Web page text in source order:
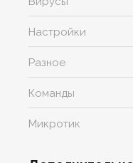
Настройки
Разное
Команды
Микротик